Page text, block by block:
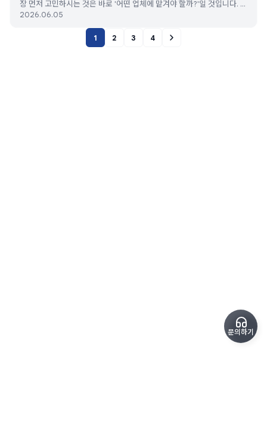
장 먼저 고민하시는 것은 바로 '어떤 업체에 맡겨야 할까?'일 것입니다. 음
향은 눈에 보이지 않기에 시공 후 문제가 발생하면 뒤늦게 후회하는 경우
얻은, '좋은 음향 시공 업체를 고르는 5가지 핵심 기준'을 공유합니다.
2026.06.05
1 2 3 4
문의하기